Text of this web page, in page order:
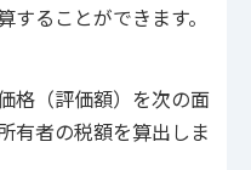
ることができます。
格（評価額）を次の面
有者の税額を算出しま